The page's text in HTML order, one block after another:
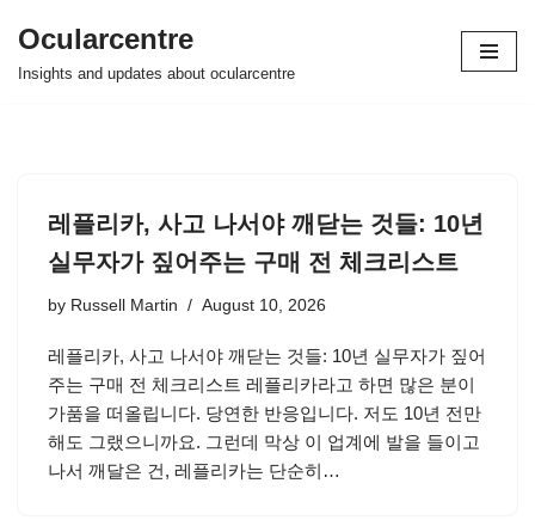
Skip
Ocularcentre
Insights and updates about ocularcentre
레플리카, 사고 나서야 깨닫는 것들: 10년
실무자가 짚어주는 구매 전 체크리스트
by Russell Martin August 10, 2026
레플리카, 사고 나서야 깨닫는 것들: 10년 실무자가 짚어
주는 구매 전 체크리스트 레플리카라고 하면 많은 분이
가품을 떠올립니다. 당연한 반응입니다. 저도 10년 전만
해도 그랬으니까요. 그런데 막상 이 업계에 발을 들이고
나서 깨달은 건, 레플리카는 단순히…